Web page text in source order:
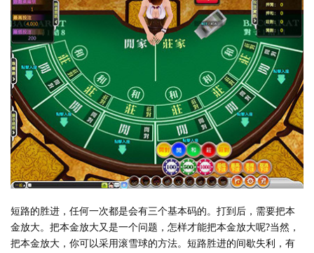
短路的胜进，任何一次都是会有三个基本码的。打到后，需要把本
金放大。把本金放大又是一个问题，怎样才能把本金放大呢?当然，
把本金放大，你可以采用滚雪球的方法。短路胜进的间歇失利，有